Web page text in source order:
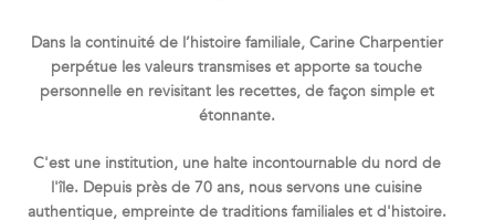
Dans la continuité de l’histoire familiale, Carine Charpentier
perpétue les valeurs transmises et apporte sa touche
personnelle en revisitant les recettes, de façon simple et
étonnante.
C'est une institution, une halte incontournable du nord de
l'île. Depuis près de 70 ans, nous servons une cuisine
authentique, empreinte de traditions familiales et d'histoire.